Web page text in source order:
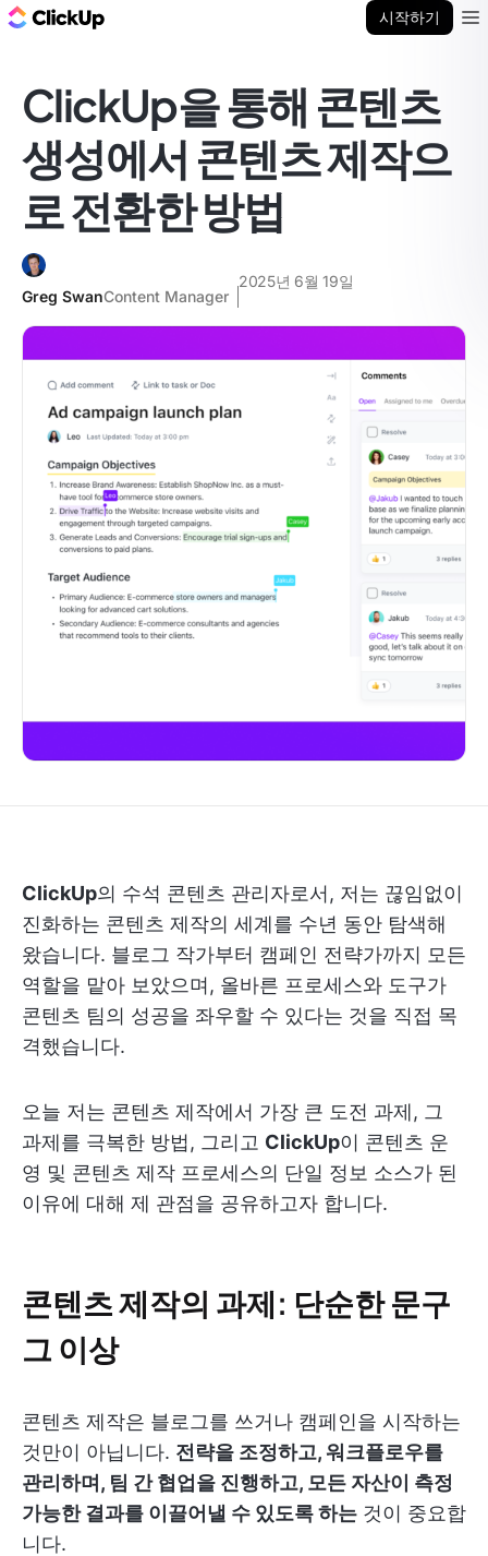
시작하기
ClickUp을 통해 콘텐츠
생성에서 콘텐츠 제작으
로 전환한 방법
Greg SwanContent Manager
2025년 6월 19일
ClickUp의 수석 콘텐츠 관리자로서, 저는 끊임없이
진화하는 콘텐츠 제작의 세계를 수년 동안 탐색해
왔습니다. 블로그 작가부터 캠페인 전략가까지 모든
역할을 맡아 보았으며, 올바른 프로세스와 도구가
콘텐츠 팀의 성공을 좌우할 수 있다는 것을 직접 목
격했습니다.
오늘 저는 콘텐츠 제작에서 가장 큰 도전 과제, 그
과제를 극복한 방법, 그리고 ClickUp이 콘텐츠 운
영 및 콘텐츠 제작 프로세스의 단일 정보 소스가 된
이유에 대해 제 관점을 공유하고자 합니다.
콘텐츠 제작의 과제: 단순한 문구
그 이상
콘텐츠 제작은 블로그를 쓰거나 캠페인을 시작하는
것만이 아닙니다. 전략을 조정하고, 워크플로우를
관리하며, 팀 간 협업을 진행하고, 모든 자산이 측정
가능한 결과를 이끌어낼 수 있도록 하는 것이 중요합
니다.